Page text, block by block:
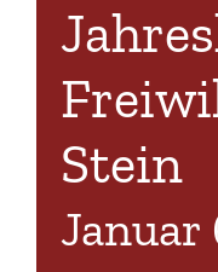
Stein
Januar